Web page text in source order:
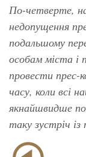
По-четверте,
недопущення
подальшому
особам міста і
провести прес-
часу, коли всі
якнайшвидше
таку зустріч